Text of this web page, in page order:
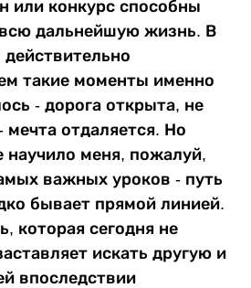
или конкурс способны
дальнейшую жизнь. В
такие моменты именно
- дорога открыта, не
мечта отдаляется. Но
научило меня, пожалуй,
важных уроков - путь
бывает прямой линией.
которая сегодня не
искать другую и
впоследствии